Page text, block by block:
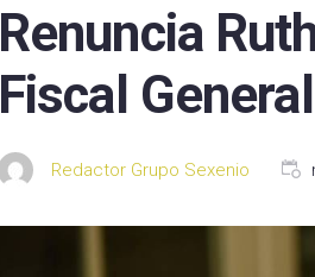
Hidalgo
Michoacan
Nuevo Leon
Renuncia
Fiscal
Redactor Grupo Sexenio